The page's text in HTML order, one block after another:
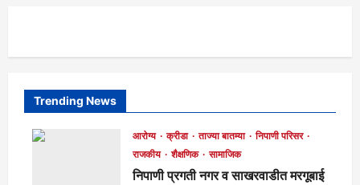
Trending News
आरोग्य क्रीडा ताज्या बातम्या
निपाणी परिसर
राजकीय
शैक्षणिक सामाजिक
निपाणी प्रगती नगर व साखरवाडीत मरगूबाई